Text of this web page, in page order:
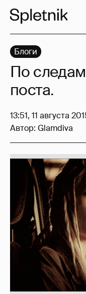
Блоги
По
поста.
13:51, 11 августа
Автор: Glamdiva